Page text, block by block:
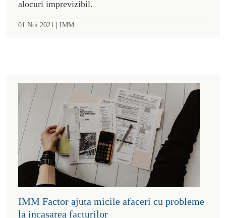
alocuri imprevizibil.
01 Noi 2021 | IMM
IMM Factor ajuta micile afaceri cu probleme
la incasarea facturilor